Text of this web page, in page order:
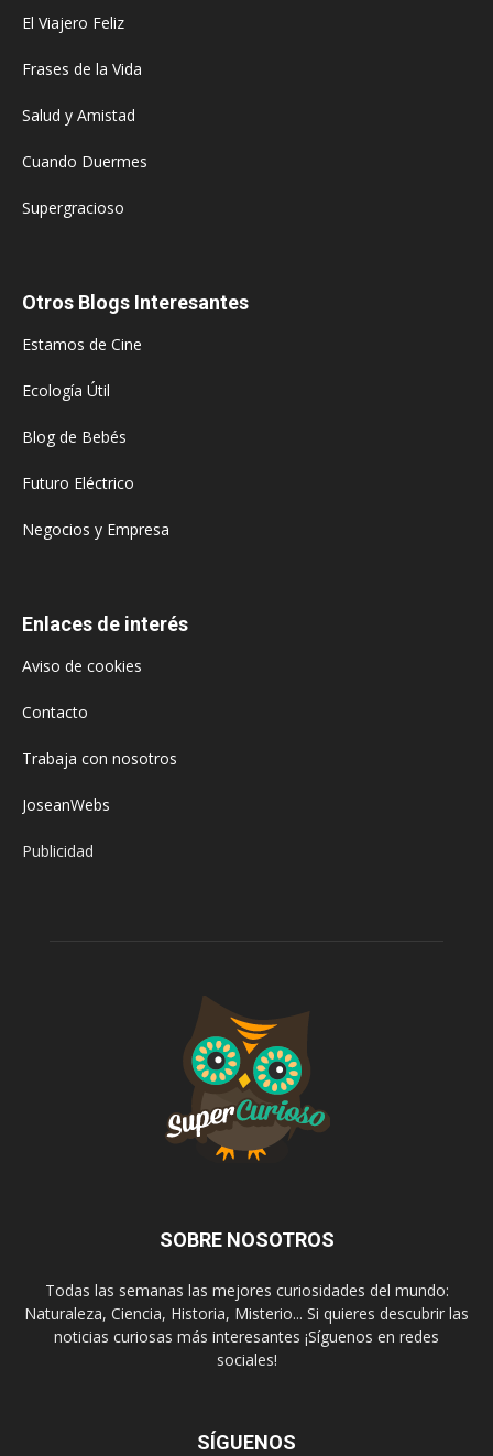
El Viajero Feliz
Frases de la Vida
Salud y Amistad
Cuando Duermes
Supergracioso
Otros Blogs Interesantes
Estamos de Cine
Ecología Útil
Blog de Bebés
Futuro Eléctrico
Negocios y Empresa
Enlaces de interés
Aviso de cookies
Contacto
Trabaja con nosotros
JoseanWebs
Publicidad
SOBRE NOSOTROS
Todas las semanas las mejores curiosidades del mundo:
Naturaleza, Ciencia, Historia, Misterio... Si quieres descubrir las
noticias curiosas más interesantes ¡Síguenos en redes
sociales!
SÍGUENOS